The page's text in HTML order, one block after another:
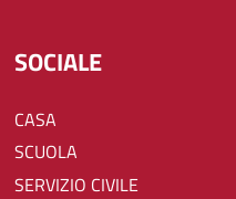
SOCIALE
CASA
SCUOLA
SERVIZIO CIVILE